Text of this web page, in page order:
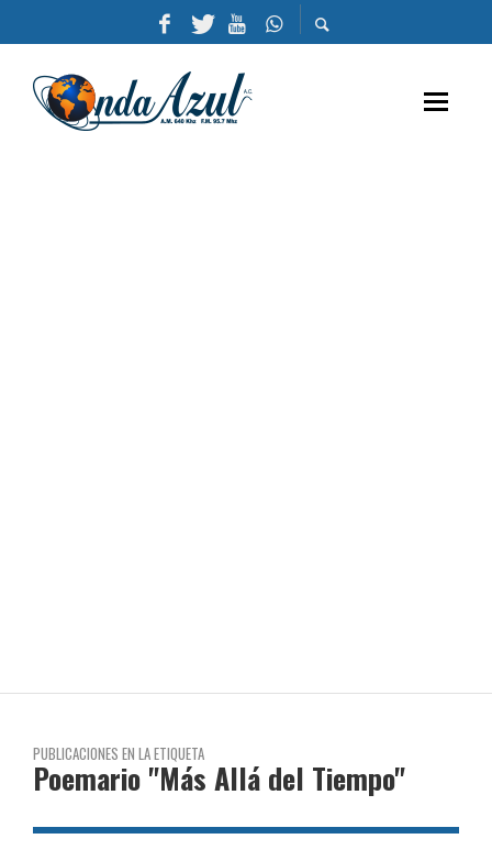
PUBLICACIONES EN LA ETIQUETA
Poemario "Más Allá del Tiempo"